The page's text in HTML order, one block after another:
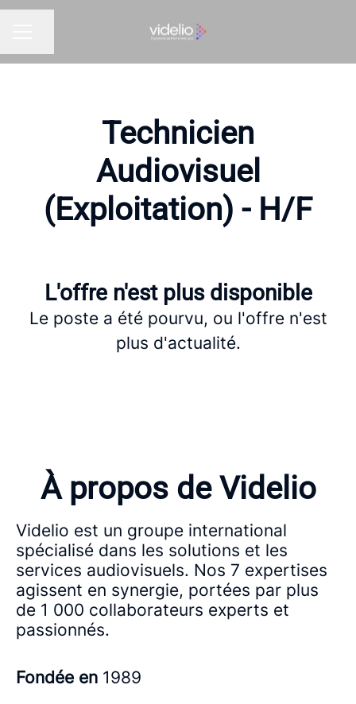
Technicien
Audiovisuel
(Exploitation) - H/F
L'offre n'est plus disponible
Le poste a été pourvu, ou l'offre n'est
plus d'actualité.
À propos de Videlio
Videlio est un groupe international
spécialisé dans les solutions et les
services audiovisuels. Nos 7 expertises
agissent en synergie, portées par plus
de 1 000 collaborateurs experts et
passionnés.
Fondée en 1989